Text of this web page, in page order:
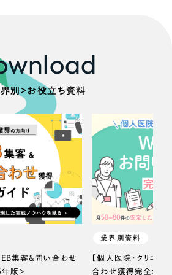
界別＞お役立ち資料
集客＆問い合わせ
版＞
業界別資料
【個人医院・クリニッ
合わせ獲得完全ガイ